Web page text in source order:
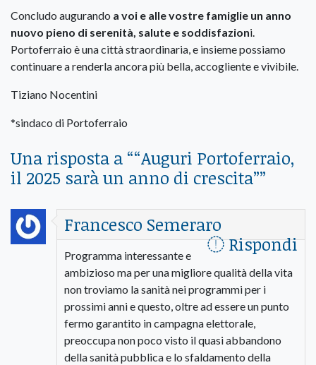
Concludo augurando a voi e alle vostre famiglie un anno
nuovo pieno di serenità, salute e soddisfazioni.
Portoferraio è una città straordinaria, e insieme possiamo
continuare a renderla ancora più bella, accogliente e vivibile.
Tiziano Nocentini
*sindaco di Portoferraio
Una risposta a ““Auguri Portoferraio,
il 2025 sarà un anno di crescita””
Francesco Semeraro
Rispondi
Programma interessante e
ambizioso ma per una migliore qualità della vita
non troviamo la sanità nei programmi per i
prossimi anni e questo, oltre ad essere un punto
fermo garantito in campagna elettorale,
preoccupa non poco visto il quasi abbandono
della sanità pubblica e lo sfaldamento della